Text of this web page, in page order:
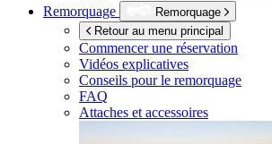
Remorquage
Remorquage
Retour au menu principal
Commencer une réservation
Vidéos explicatives
Conseils pour le remorquage
FAQ
Attaches et accessoires